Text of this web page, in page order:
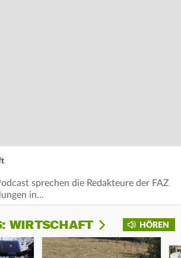
sprechen die Redakteure der FAZ
in…
HÖREN
WIRTSCHAFT